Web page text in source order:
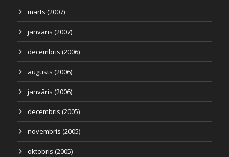
marts (2007)
janvāris (2007)
decembris (2006)
augusts (2006)
janvāris (2006)
decembris (2005)
novembris (2005)
oktobris (2005)